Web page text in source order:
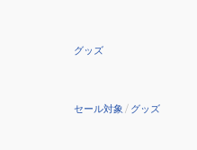
グッズ
セール対象 / グッズ